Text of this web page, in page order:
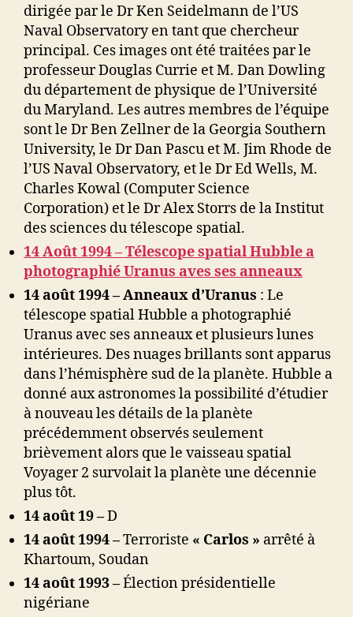
dirigée par le Dr Ken Seidelmann de l’US
Naval Observatory en tant que chercheur
principal. Ces images ont été traitées par le
professeur Douglas Currie et M. Dan Dowling
du département de physique de l’Université
du Maryland. Les autres membres de l’équipe
sont le Dr Ben Zellner de la Georgia Southern
University, le Dr Dan Pascu et M. Jim Rhode de
l’US Naval Observatory, et le Dr Ed Wells, M.
Charles Kowal (Computer Science
Corporation) et le Dr Alex Storrs de la Institut
des sciences du télescope spatial.
14 Août 1994 – Télescope spatial Hubble a
photographié Uranus aves ses anneaux
14 août 1994 – Anneaux d’Uranus : Le
télescope spatial Hubble a photographié
Uranus avec ses anneaux et plusieurs lunes
intérieures. Des nuages ​​brillants sont apparus
dans l’hémisphère sud de la planète. Hubble a
donné aux astronomes la possibilité d’étudier
à nouveau les détails de la planète
précédemment observés seulement
brièvement alors que le vaisseau spatial
Voyager 2 survolait la planète une décennie
plus tôt.
14 août 19 –D
14 août 1994 –Terroriste « Carlos » arrêté à
Khartoum, Soudan
14 août 1993 –Élection présidentielle
nigériane